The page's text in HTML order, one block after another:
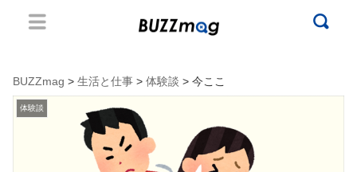
BUZZmag > 生活と仕事 > 体験談 > 今ここ
体験談